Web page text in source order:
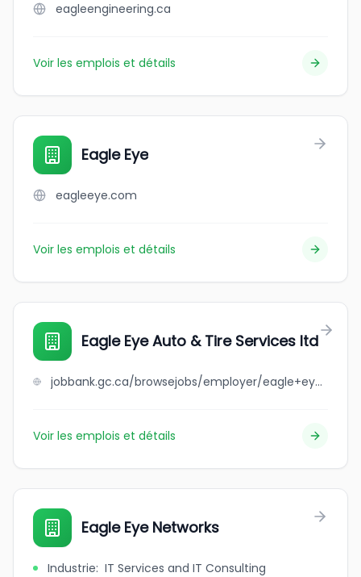
eagleengineering.ca
Voir les emplois et détails
Eagle Eye
eagleeye.com
Voir les emplois et détails
Eagle Eye Auto & Tire Services ltd
jobbank.gc.ca/browsejobs/employer/eagle+eye+auto+%26+tire+services+ltd/ca
Voir les emplois et détails
Eagle Eye Networks
Industrie: IT Services and IT Consulting